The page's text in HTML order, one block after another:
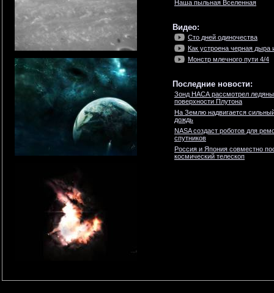
Наша пыльная Вселенная
Видео:
Сто дней одиночества
Как устроена черная дыра
Монстр млечного пути 4/4
Последние новости:
Зонд НАСА рассмотрел
поверхности Плутона
На Землю надвигается
дождь
NASA создаст роботов для
спутников
Россия и Япония совместно
космический телескоп